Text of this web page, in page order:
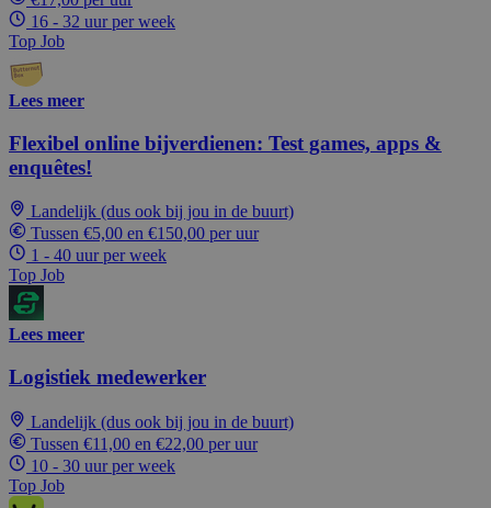
16 - 32 uur per week
Top Job
Lees meer
Flexibel online bijverdienen: Test games, apps &
enquêtes!
Landelijk (dus ook bij jou in de buurt)
Tussen €5,00 en €150,00 per uur
1 - 40 uur per week
Top Job
Lees meer
Logistiek medewerker
Landelijk (dus ook bij jou in de buurt)
Tussen €11,00 en €22,00 per uur
10 - 30 uur per week
Top Job